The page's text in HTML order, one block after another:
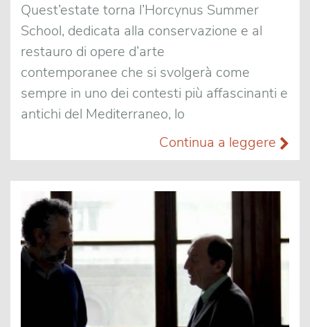
Quest’estate torna l’Horcynus Summer
School, dedicata alla conservazione e al
restauro di opere d’arte
contemporanee che si svolgerà come
sempre in uno dei contesti più affascinanti e
antichi del Mediterraneo, lo
Continua a leggere